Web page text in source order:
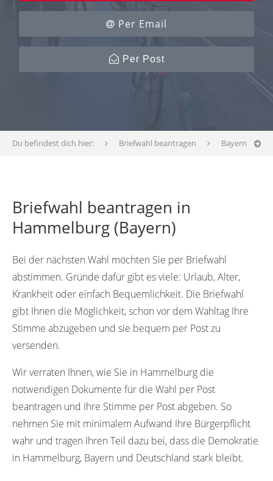
Per Email
Per Post
Du befindest dich hier: Briefwahl beantragen Bayern
Briefwahl beantragen in
Hammelburg (Bayern)
Bei der nächsten Wahl möchten Sie per Briefwahl
abstimmen. Gründe dafür gibt es viele: Urlaub, Alter,
Krankheit oder einfach Bequemlichkeit. Die Briefwahl
gibt Ihnen die Möglichkeit, schon vor dem Wahltag Ihre
Stimme abzugeben und sie bequem per Post zu
versenden.
Wir verraten Ihnen, wie Sie in Hammelburg die
notwendigen Dokumente für die Wahl per Post
beantragen und Ihre Stimme per Post abgeben. So
nehmen Sie mit minimalem Aufwand Ihre Bürgerpflicht
wahr und tragen Ihren Teil dazu bei, dass die Demokratie
in Hammelburg, Bayern und Deutschland stark bleibt.